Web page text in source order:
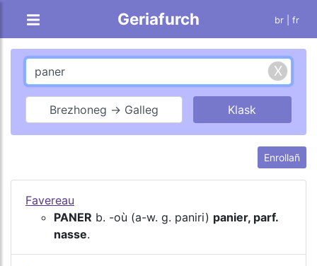
Geriafurch br | fr
Brezhoneg → Galleg
Enrollañ
Favereau
PANER b. -où (a-w. g. paniri) panier, parf.
nasse.